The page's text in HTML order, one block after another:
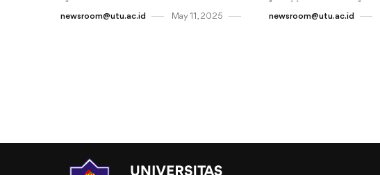
newsroom@utu.ac.id May 11 , 2025 newsroom@utu.ac.id